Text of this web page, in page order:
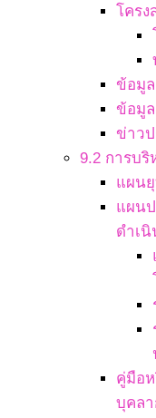
โครง
ข้อมู
ข้อมู
ข่าว
9.2 การบริ
แผน
แผน
ดำเ
คู่มือ
บุคลา